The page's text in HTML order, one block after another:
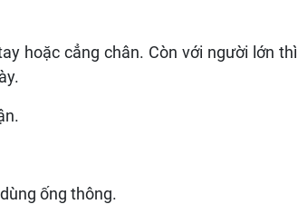
hoặc cẳng chân. Còn với người lớn thì
ống thông.